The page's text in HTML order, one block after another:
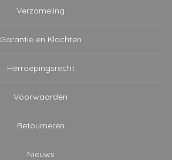
Verzameling
Garantie en Klachten
Herroepingsrecht
Voorwaarden
Retourneren
Nieuws